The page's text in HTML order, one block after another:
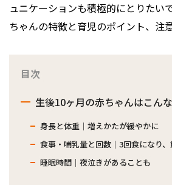
ュニケーションも積極的にとりたい
ちゃんの特徴と育児のポイント、注
目次
生後10ヶ月の赤ちゃんはこん
身長と体重｜増えかたが緩やかに
食事・哺乳量と回数｜3回食になり
睡眠時間｜夜泣きがあることも